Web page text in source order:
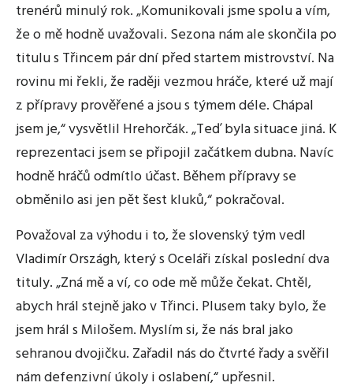
trenérů minulý rok. „Komunikovali jsme spolu a vím,
že o mě hodně uvažovali. Sezona nám ale skončila po
titulu s Třincem pár dní před startem mistrovství. Na
rovinu mi řekli, že raději vezmou hráče, které už mají
z přípravy prověřené a jsou s týmem déle. Chápal
jsem je,“ vysvětlil Hrehorčák. „Teď byla situace jiná. K
reprezentaci jsem se připojil začátkem dubna. Navíc
hodně hráčů odmítlo účast. Během přípravy se
obměnilo asi jen pět šest kluků,“ pokračoval.
Považoval za výhodu i to, že slovenský tým vedl
Vladimír Országh, který s Oceláři získal poslední dva
tituly. „Zná mě a ví, co ode mě může čekat. Chtěl,
abych hrál stejně jako v Třinci. Plusem taky bylo, že
jsem hrál s Milošem. Myslím si, že nás bral jako
sehranou dvojičku. Zařadil nás do čtvrté řady a svěřil
nám defenzivní úkoly i oslabení,“ upřesnil.